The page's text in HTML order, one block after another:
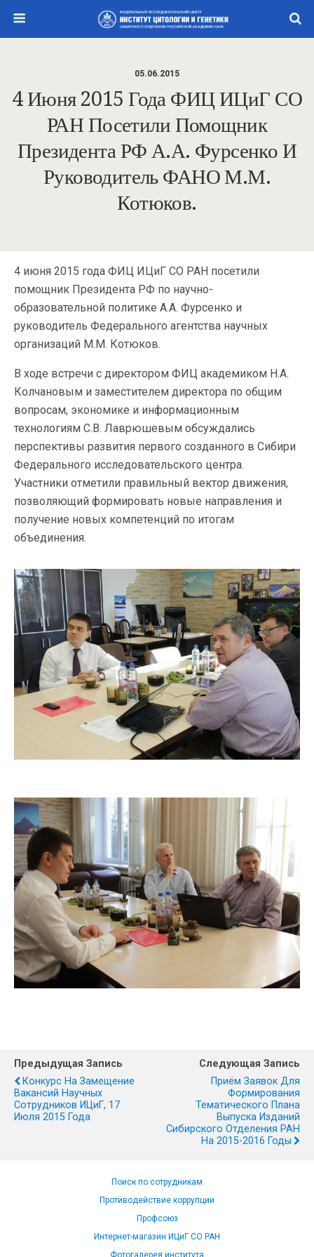
05.06.2015
4 Июня 2015 Года ФИЦ ИЦиГ СО
РАН Посетили Помощник
Президента РФ А.А. Фурсенко И
Руководитель ФАНО М.М.
Котюков.
4 июня 2015 года ФИЦ ИЦиГ СО РАН посетили
помощник Президента РФ по научно-
образовательной политике А.А. Фурсенко и
руководитель Федерального агентства научных
организаций М.М. Котюков.
В ходе встречи с директором ФИЦ академиком Н.А.
Колчановым и заместителем директора по общим
вопросам, экономике и информационным
технологиям С.В. Лаврюшевым обсуждались
перспективы развития первого созданного в Сибири
Федерального исследовательского центра.
Участники отметили правильный вектор движения,
позволяющий формировать новые направления и
получение новых компетенций по итогам
объединения.
Предыдущая Запись
Конкурс На Замещение
Вакансий Научных
Сотрудников ИЦиГ, 17
Июля 2015 Года
Следующая Запись
Приём Заявок Для
Формирования
Тематического Плана
Выпуска Изданий
Сибирского Отделения РАН
На 2015-2016 Годы
Поиск по сотрудникам
Противодействие коррупции
Профсоюз
Интернет-магазин ИЦиГ СО РАН
Фотогалерея института